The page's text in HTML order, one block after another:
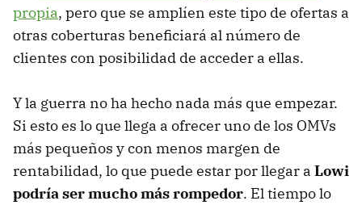
propia, pero que se amplíen este tipo de ofertas a
otras coberturas beneficiará al número de
clientes con posibilidad de acceder a ellas.
Y la guerra no ha hecho nada más que empezar.
Si esto es lo que llega a ofrecer uno de los OMVs
más pequeños y con menos margen de
rentabilidad, lo que puede estar por llegar a Lowi
podría ser mucho más rompedor. El tiempo lo